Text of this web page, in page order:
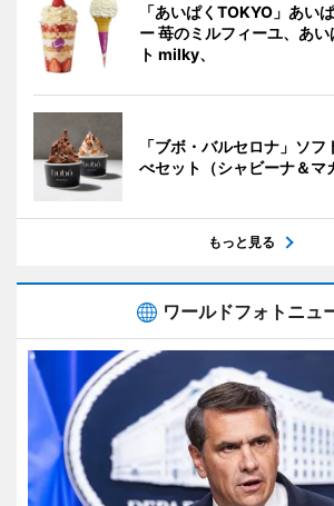
「あいぱくTOKYO」あい
ー 苺のミルフィーユ、あ
ト milky、
「ブボ・バルセロナ」ソ
べセット（シャビーナ＆マ
もっと見る
ワールドフォトニュ